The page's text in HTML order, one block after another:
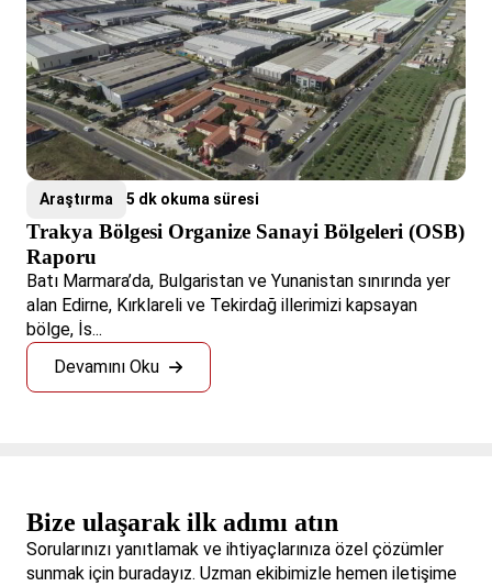
Araştırma 5 dk okuma süresi
Trakya Bölgesi Organize Sanayi Bölgeleri (OSB)
Raporu
Batı Marmara’da, Bulgaristan ve Yunanistan sınırında yer
alan Edirne, Kırklareli ve Tekirdağ illerimizi kapsayan
bölge, İs...
Devamını Oku
Bize ulaşarak ilk adımı atın
Sorularınızı yanıtlamak ve ihtiyaçlarınıza özel çözümler
sunmak için buradayız. Uzman ekibimizle hemen iletişime